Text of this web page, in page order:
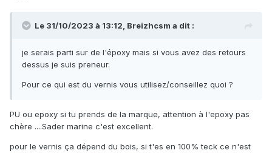
Le 31/10/2023 à 13:12, Breizhcsm a dit :
je serais parti sur de l'époxy mais si vous avez des retours
dessus je suis preneur.
Pour ce qui est du vernis vous utilisez/conseillez quoi ?
PU ou epoxy si tu prends de la marque, attention à l'epoxy pas
chère ....Sader marine c'est excellent.
pour le vernis ça dépend du bois, si t'es en 100% teck ce n'est